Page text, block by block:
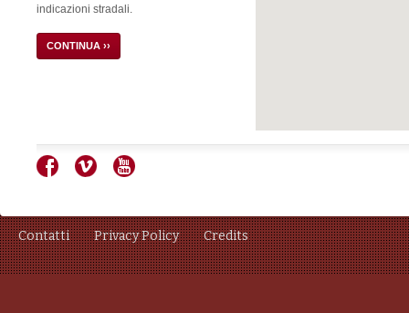
indicazioni stradali.
CONTINUA ››
Contatti Privacy Policy Credits